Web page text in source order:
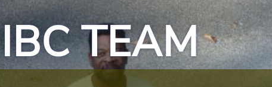
IBC TEAM